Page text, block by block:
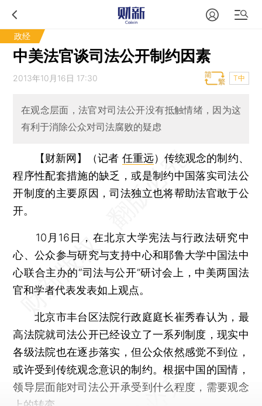
政经
中美法官谈司法公开制约因素
2013年10月16日 17:30 T中
在观念层面，法官对司法公开没有抵触情绪，因为这
有利于消除公众对司法腐败的疑虑
【财新网】（记者 任重远） 传统观念的制约、
程序性配套措施的缺乏，或是制约中国落实司法公
开制度的主要原因，司法独立也将帮助法官敢于公
开。
10月16日，在北京大学宪法与行政法研究中
心、公众参与研究与支持中心和耶鲁大学中国法中
心联合主办的“司法与公开”研讨会上，中美两国法
官和学者代表发表如上观点。
北京市丰台区法院行政庭庭长崔秀春认为，最
高法院就司法公开已经设立了一系列制度，现实中
各级法院也在逐步落实，但公众依然感觉不到位，
或许受到传统观念意识的制约。根据中国的国情，
领导层面能对司法公开承受到什么程度，需要观念